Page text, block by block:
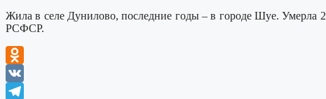
Жила в селе Дунилово, последние годы – в городе Шуе. Умерла
РСФСР.
Odnoklassniki
VK